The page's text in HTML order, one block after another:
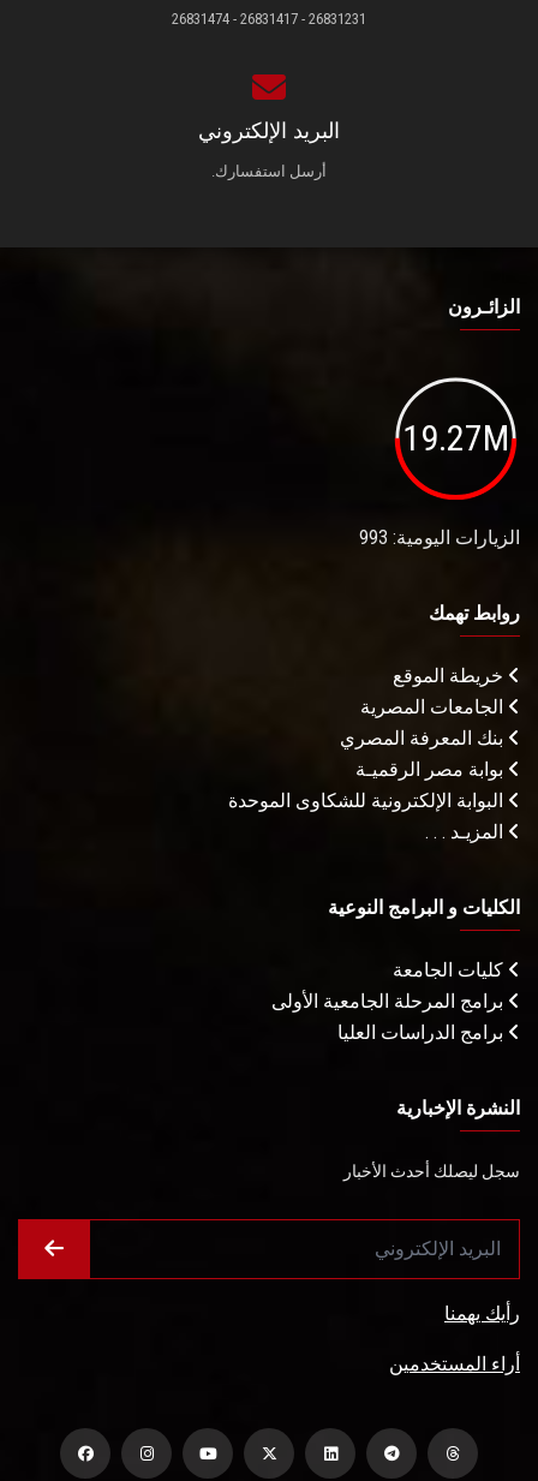
26831231 - 26831417 - 26831474
البريد الإلكتروني
أرسل استفسارك.
الزائـرون
19.27M
الزيارات اليومية: 993
روابط تهمك
خريطة الموقع
الجامعات المصرية
بنك المعرفة المصري
بوابة مصر الرقميـة
البوابة الإلكترونية للشكاوى الموحدة
المزيـد . . .
الكليات و البرامج النوعية
كليات الجامعة
برامج المرحلة الجامعية الأولى
برامج الدراسات العليا
النشرة الإخبارية
سجل ليصلك أحدث الأخبار
رأيك يهمنا
أراء المستخدمين